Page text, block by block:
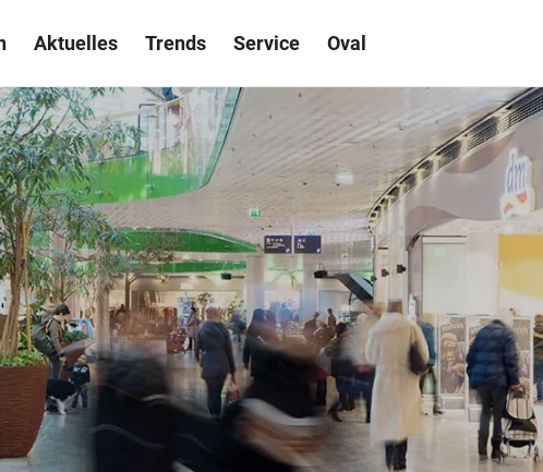
Aktuelles Trends Service Oval